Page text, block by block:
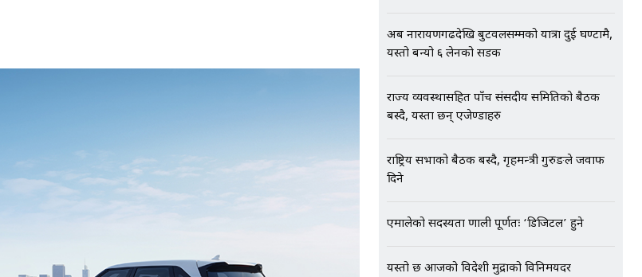
अब नारायणगढदेखि बुटवलसम्मको यात्रा दुई घण्टामै,
यस्तो बन्यो ६ लेनको सडक
राज्य व्यवस्थासहित पाँच संसदीय समितिको बैठक
बस्दै, यस्ता छन् एजेण्डाहरु
राष्ट्रिय सभाको बैठक बस्दै, गृहमन्त्री गुरुङले जवाफ
दिने
एमालेको सदस्यता प्रणाली पूर्णतः ‘डिजिटल’ हुने
यस्तो छ आजको विदेशी मुद्राको विनिमयदर